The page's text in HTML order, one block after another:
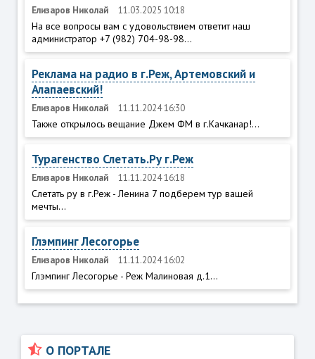
Елизаров Николай 11.03.2025 10:18
На все вопросы вам с удовольствием ответит наш
администратор +7 (982) 704-98-98...
Реклама на радио в г.Реж, Артемовский и
Алапаевский!
Елизаров Николай 11.11.2024 16:30
Также открылось вещание Джем ФМ в г.Качканар!...
Турагенство Слетать.Ру г.Реж
Елизаров Николай 11.11.2024 16:18
Слетать ру в г.Реж - Ленина 7 подберем тур вашей
мечты...
Глэмпинг Лесогорье
Елизаров Николай 11.11.2024 16:02
Глэмпинг Лесогорье - Реж Малиновая д.1...
О ПОРТАЛЕ